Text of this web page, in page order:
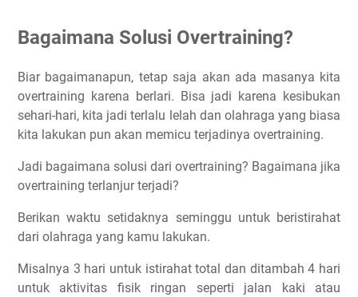
Bagaimana Solusi Overtraining?
Biar bagaimanapun, tetap saja akan ada masanya kita
overtraining karena berlari. Bisa jadi karena kesibukan
sehari-hari, kita jadi terlalu lelah dan olahraga yang biasa
kita lakukan pun akan memicu terjadinya overtraining.
Jadi bagaimana solusi dari overtraining? Bagaimana jika
overtraining terlanjur terjadi?
Berikan waktu setidaknya seminggu untuk beristirahat
dari olahraga yang kamu lakukan.
Misalnya 3 hari untuk istirahat total dan ditambah 4 hari
untuk aktivitas fisik ringan seperti jalan kaki atau